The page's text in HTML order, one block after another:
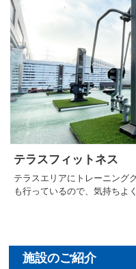
テラスフィットネス
テラスエリアにトレーニング
も行っているので、気持ちよ